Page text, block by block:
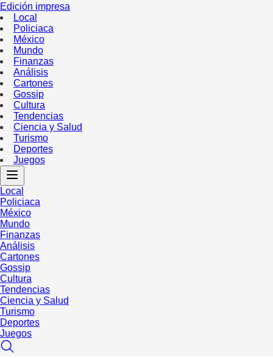
Edición impresa
Local
Policiaca
México
Mundo
Finanzas
Análisis
Cartones
Gossip
Cultura
Tendencias
Ciencia y Salud
Turismo
Deportes
Juegos
Local
Policiaca
México
Mundo
Finanzas
Análisis
Cartones
Gossip
Cultura
Tendencias
Ciencia y Salud
Turismo
Deportes
Juegos